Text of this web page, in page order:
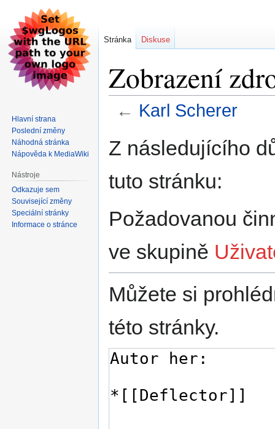
Zobrazení
← Karl Scherer
na
na
Z následujícího
tuto stránku:
Požadovanou
ve skupině
Můžete si
této stránky.
Stránka Diskuse
Hlavní strana
Poslední změny
Náhodná stránka
Nápověda k MediaWiki
Nástroje
Odkazuje sem
Související změny
Speciální stránky
Informace o stránce